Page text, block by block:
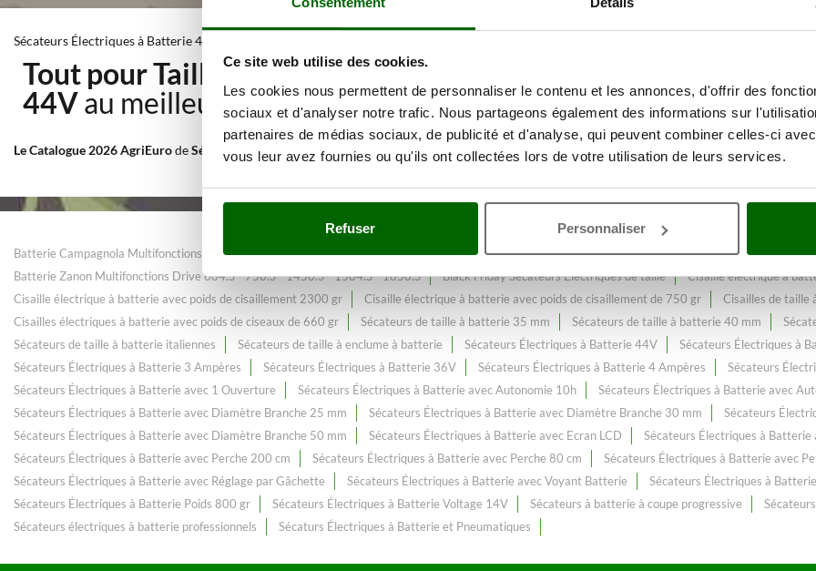
Ce site web utilise des cookies.
Les cookies nous permettent de personnaliser le contenu et les annonces, d'offrir des
sociaux et d'analyser notre trafic. Nous partageons également des informations sur
partenaires de médias sociaux, de publicité et d'analyse, qui peuvent combiner celles-ci
vous leur avez fournies ou qu'ils ont collectées lors de votre utilisation de leurs services.
Refuser Personnaliser
Sécateurs Électriques à Batterie 44V
Tout pour Taille - élagageAvec une gamme de plus de 219
44Vau meilleur prix web.
Le Catalogue 2026 AgriEurodeSécateurs Électriques à Batterie 44V , constamment enrichi et mis à jour.
Batterie Campagnola Multifonctions Line 44 Batterie Campagnola Multifonctions Line 58
Batterie Zanon Multifonctions Drive 300.S - 350.S
Batterie Zanon Multifonctions Drive 604.S - 750.S - 1450.S - 1504.S - 1650.S
Black Friday Sécateurs Électriques de taille
Cisaille électrique à
Cisaille électrique à batterie avec poids de cisaillement 2300 gr
Cisaille électrique à batterie avec poids de cisaillement de 750 gr
Cisailles de taille
Cisailles électriques à batterie avec poids de ciseaux de 660 gr
Sécateurs de taille à batterie 35 mm Sécateurs de taille à batterie 40 mm
Sécateurs de taille à batterie italiennes
Sécateurs de taille à enclume à batterie Sécateurs Électriques à Batterie 44V Sécateurs Électriques à
Sécateurs Électriques à Batterie 3 Ampères
Sécateurs Électriques à Batterie 36V Sécateurs Électriques à Batterie 4 Ampères Sécateurs
Sécateurs Électriques à Batterie avec 1 Ouverture
Sécateurs Électriques à Batterie avec Autonomie 10h
Sécateurs Électriques à Batterie avec
Sécateurs Électriques à Batterie avec Diamètre Branche 25 mm
Sécateurs Électriques à Batterie avec Diamètre Branche 30 mm
Sécateurs
Sécateurs Électriques à Batterie avec Diamètre Branche 50 mm
Sécateurs Électriques à Batterie avec Ecran LCD
Sécateurs Électriques à Batterie
Sécateurs Électriques à Batterie avec Perche 200 cm
Sécateurs Électriques à Batterie avec Perche 80 cm
Sécateurs Électriques à Batterie avec
Sécateurs Électriques à Batterie avec Réglage par Gâchette
Sécateurs Électriques à Batterie avec Voyant Batterie Sécateurs Électriques à
Sécateurs Électriques à Batterie Poids 800 gr
Sécateurs Électriques à Batterie Voltage 14V Sécateurs à batterie à coupe progressive
Sécateurs électriques à batterie professionnels
Sécaturs Électriques à Batterie et Pneumatiques